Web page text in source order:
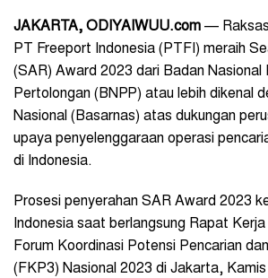
JAKARTA, ODIYAIWUU.com —
PT Freeport Indonesia (PTFI) meraih
(SAR) Award 2023 dari Badan Nasional
Pertolongan (BNPP) atau lebih dikenal
Nasional (Basarnas) atas dukungan
upaya penyelenggaraan operasi
di Indonesia.
Prosesi penyerahan SAR Award 2023
Indonesia saat berlangsung Rapat
Forum Koordinasi Potensi Pencarian
(FKP3) Nasional 2023 di Jakarta,